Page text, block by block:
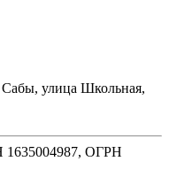
Сабы, улица Школьная,
ОГРН